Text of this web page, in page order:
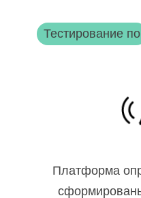
Тестирование по
Платформа